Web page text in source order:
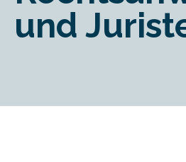
und